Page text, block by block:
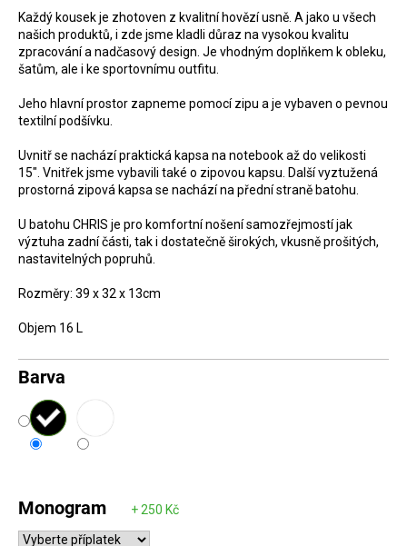
Barva
Monogram
Každý kousek je zhotoven z kvalitní hovězí usně. A jako u všech
našich produktů, i zde jsme kladli důraz na vysokou kvalitu
zpracování a nadčasový design. Je vhodným doplňkem k obleku,
šatům, ale i ke sportovnímu outfitu.
Jeho hlavní prostor zapneme pomocí zipu a je vybaven o pevnou
textilní podšívku.
Uvnitř se nachází praktická kapsa na notebook až do velikosti
15". Vnitřek jsme vybavili také o zipovou kapsu. Další vyztužená
prostorná zipová kapsa se nachází na přední straně batohu.
U batohu CHRIS je pro komfortní nošení samozřejmostí jak
výztuha zadní části, tak i dostatečně širokých, vkusně prošitých,
nastavitelných popruhů.
Rozměry: 39 x 32 x 13cm
Objem 16 L
D
o
p
o
r
u
č
u
j
e
m
e